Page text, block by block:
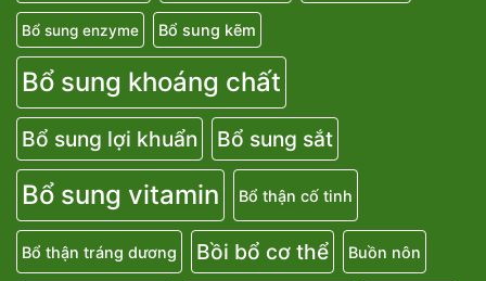
Bổ sung enzyme Bổ sung kẽm
Bổ sung khoáng chất
Bổ sung lợi khuẩn Bổ sung sắt
Bổ sung vitamin Bổ thận cố tinh
Bổ thận tráng dương Bồi bổ cơ thể Buồn nôn